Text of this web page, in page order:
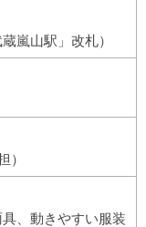
嵐山駅」改札）
）
、動きやすい服装